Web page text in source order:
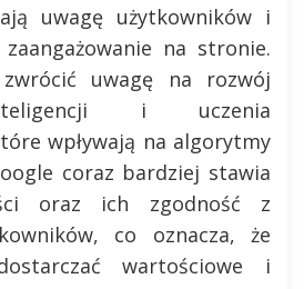
uwagę użytkowników i
na stronie.
uwagę na rozwój
i uczenia
wpływają na algorytmy
coraz bardziej stawia
oraz ich zgodność z
co oznacza, że
wartościowe i